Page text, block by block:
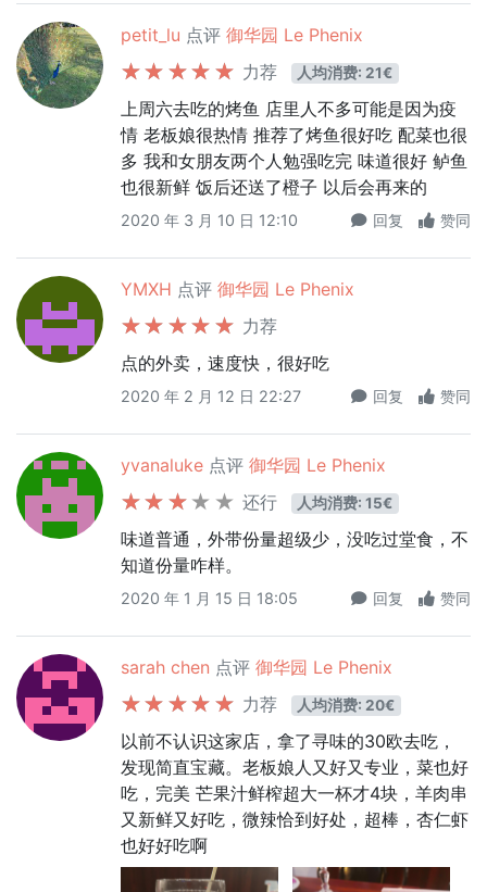
petit_lu 点评 御华园 Le Phenix
力荐
人均消费: 21€
上周六去吃的烤鱼 店里人不多可能是因为疫
情 老板娘很热情 推荐了烤鱼很好吃 配菜也很
多 我和女朋友两个人勉强吃完 味道很好 鲈鱼
也很新鲜 饭后还送了橙子 以后会再来的
2020 年 3 月 10 日 12:10 回复 赞同
YMXH 点评 御华园 Le Phenix
力荐
点的外卖，速度快，很好吃
2020 年 2 月 12 日 22:27 回复 赞同
yvanaluke 点评 御华园 Le Phenix
还行
人均消费: 15€
味道普通，外带份量超级少，没吃过堂食，不
知道份量咋样。
2020 年 1 月 15 日 18:05 回复 赞同
sarah chen 点评 御华园 Le Phenix
力荐
人均消费: 20€
以前不认识这家店，拿了寻味的30欧去吃，
发现简直宝藏。老板娘人又好又专业，菜也好
吃，完美 芒果汁鲜榨超大一杯才4块，羊肉串
又新鲜又好吃，微辣恰到好处，超棒，杏仁虾
也好好吃啊